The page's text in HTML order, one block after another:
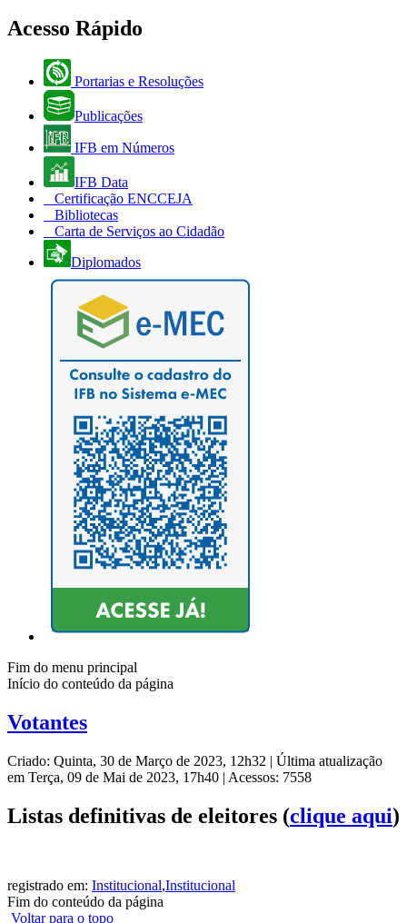
Acesso Rápido
Portarias e Resoluções
Publicações
IFB em Números
IFB Data
Certificação ENCCEJA
Bibliotecas
Carta de Serviços ao Cidadão
Diplomados
Fim do menu principal
Início do conteúdo da página
Votantes
Criado: Quinta, 30 de Março de 2023, 12h32 | Última atualização
em Terça, 09 de Mai de 2023, 17h40 | Acessos: 7558
Listas definitivas de eleitores (clique aqui)
registrado em: Institucional,Institucional
Fim do conteúdo da página
Voltar para o topo